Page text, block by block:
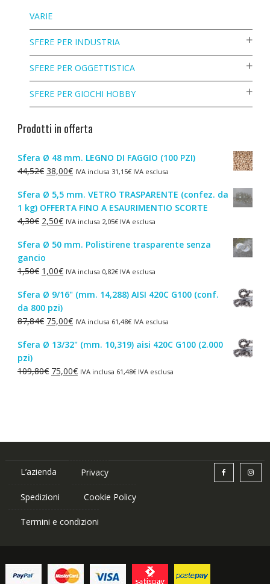
VARIE
SFERE PER INDUSTRIA
SFERE PER OGGETTISTICA
SFERE PER GIOCHI HOBBY
Prodotti in offerta
Sfera Ø 48 mm. LEGNO DI FAGGIO (100 PZI)
44,52€ Il
originale
era:
44,52€.
38,00€Il
attuale
è:
38,00€.
IVA inclusa 31,15€IVA esclusa
Sfera Ø 5,5 mm. VETRO TRASPARENTE (confez. da
1 kg) OFFERTA FINO A ESAURIMENTIO SCORTE
4,30€ Il
originale
era:
4,30€.
2,50€Il
attuale
2,50€.
IVA inclusa 2,05€IVA esclusa
Sfera Ø 50 mm. Polistirene trasparente senza
gancio
1,50€ Il
originale
era:
1,50€.
1,00€Il
attuale
è:
1,00€.
IVA inclusa 0,82€IVA esclusa
Sfera Ø 9/16" (mm. 14,288) AISI 420C G100 (conf.
da 800 pzi)
87,84€ Il
originale
87,84€.
75,00€Il
attuale
75,00€.
IVA inclusa 61,48€IVA esclusa
Sfera Ø 13/32" (mm. 10,319) aisi 420C G100 (2.000
pzi)
109,80€ Il
75,00€IlIVA inclusa 61,48€IVA esclusa
L’azienda Privacy
Spedizioni Cookie Policy
Termini e condizioni